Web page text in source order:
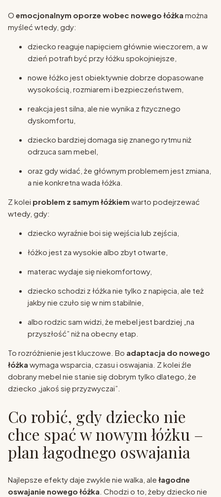
O emocjonalnym oporze wobec nowego łóżka można
myśleć wtedy, gdy:
dziecko reaguje napięciem głównie wieczorem, a w
dzień potrafi być przy łóżku spokojniejsze,
nowe łóżko jest obiektywnie dobrze dopasowane
wysokością, rozmiarem i bezpieczeństwem,
reakcja jest silna, ale nie wynika z fizycznego
dyskomfortu,
dziecko bardziej domaga się znanego rytmu niż
odrzuca sam mebel,
oraz gdy widać, że głównym problemem jest zmiana,
a nie konkretna wada łóżka.
Z kolei problem z samym łóżkiem warto podejrzewać
wtedy, gdy:
dziecko wyraźnie boi się wejścia lub zejścia,
łóżko jest za wysokie albo zbyt otwarte,
materac wydaje się niekomfortowy,
dziecko schodzi z łóżka nie tylko z napięcia, ale też
jakby nie czuło się w nim stabilnie,
albo rodzic sam widzi, że mebel jest bardziej „na
przyszłość” niż na obecny etap.
To rozróżnienie jest kluczowe. Bo adaptacja do nowego
łóżka wymaga wsparcia, czasu i oswajania. Z kolei źle
dobrany mebel nie stanie się dobrym tylko dlatego, że
dziecko „jakoś się przyzwyczai”.
Co robić, gdy dziecko nie
chce spać w nowym łóżku –
plan łagodnego oswajania
Najlepsze efekty daje zwykle nie walka, ale łagodne
oswajanie nowego łóżka . Chodzi o to, żeby dziecko nie